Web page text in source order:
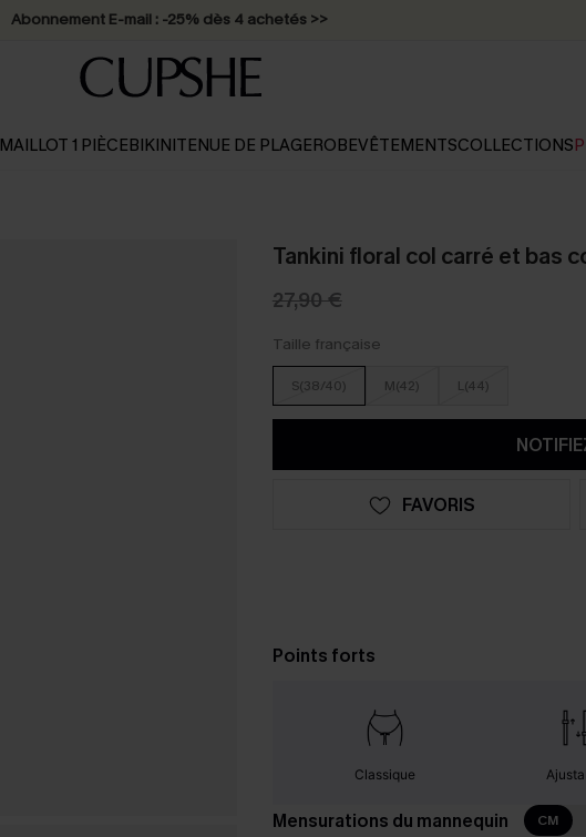
Abonnement E-mail : -25% dès 4 achetés >>
MAILLOT 1 PIÈCEBIKINITENUE DE PLAGEROBEVÊTEMENTSCOLLECTIONS
Tankini floral col carré et bas
27,90 €
Taille française
S(38/40) M(42) L(44)
FAVORIS
Points forts
Classique
Mensurations du mannequin CM